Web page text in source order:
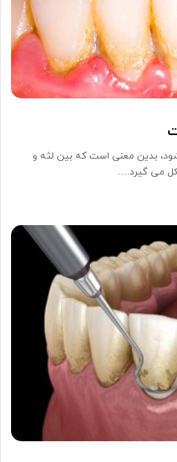
بدین معنی است که بین لثه و
می گیرد.…